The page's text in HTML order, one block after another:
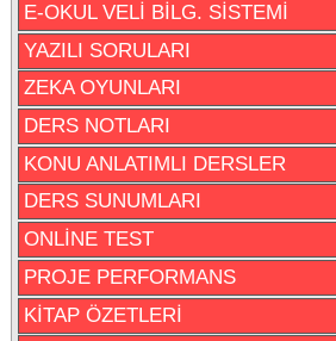
E-OKUL VELİ BİLG. SİSTEMİ
YAZILI SORULARI
ZEKA OYUNLARI
DERS NOTLARI
KONU ANLATIMLI DERSLER
DERS SUNUMLARI
ONLİNE TEST
PROJE PERFORMANS
KİTAP ÖZETLERİ